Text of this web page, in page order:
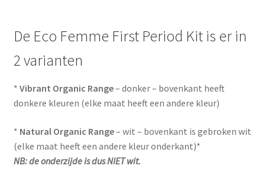
De Eco Femme First Period Kit is er in
2 varianten
* Vibrant Organic Range– donker – bovenkant heeft
donkere kleuren (elke maat heeft een andere kleur)
* Natural Organic Range– wit – bovenkant is gebroken wit
(elke maat heeft een andere kleur onderkant)*
NB: de onderzijde is dus NIET wit.